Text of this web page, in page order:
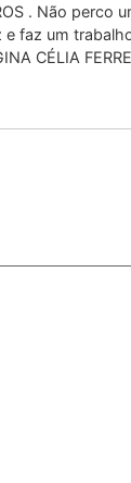
. Não perco
e faz um
CÉLIA